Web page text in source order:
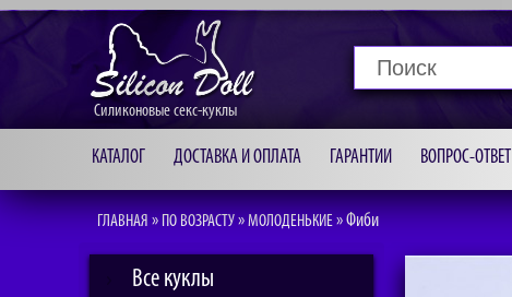
Силиконовые секс-куклы
КАТАЛОГ ДОСТАВКА И ОПЛАТА ГАРАНТИИ ВОПРОС-ОТВЕТ
ГЛАВНАЯ » ПО ВОЗРАСТУ»МОЛОДЕНЬКИЕ»Фиби
Все куклы